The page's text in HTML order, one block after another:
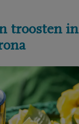
troosten in